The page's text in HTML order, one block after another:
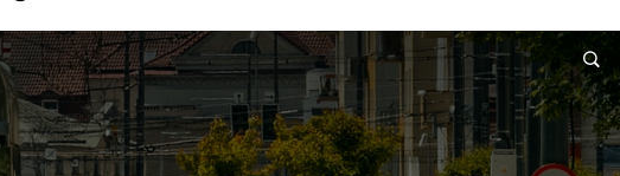
INFORMACJE WNIOSKI I REKLAMACJE KONTAKT